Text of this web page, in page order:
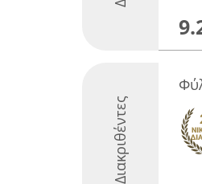
Διακριθέντες